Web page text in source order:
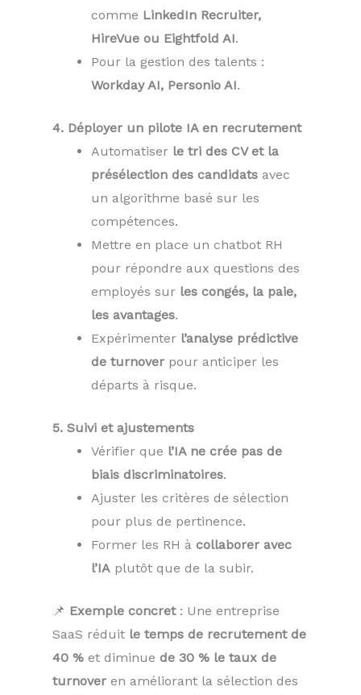
comme LinkedIn Recruiter,
HireVue ou Eightfold AI.
Pour la gestion des talents :
Workday AI, Personio AI.
4. Déployer un pilote IA en recrutement
Automatiser le tri des CV et la
présélection des candidats avec
un algorithme basé sur les
compétences.
Mettre en place un chatbot RH
pour répondre aux questions des
employés sur les congés, la paie,
les avantages.
Expérimenter l’analyse prédictive
de turnover pour anticiper les
départs à risque.
5. Suivi et ajustements
Vérifier que l’IA ne crée pas de
biais discriminatoires.
Ajuster les critères de sélection
pour plus de pertinence.
Former les RH à collaborer avec
l’IA plutôt que de la subir.
📌 Exemple concret: Une entreprise
SaaS réduit le temps de recrutement de
40 % et diminue de 30 % le taux de
turnover en améliorant la sélection des